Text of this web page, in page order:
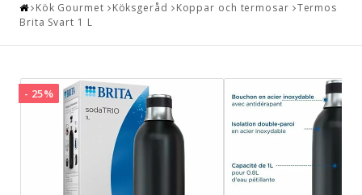
Kök Gourmet Köksgeråd Koppar och termosar
Termos
Brita Svart 1 L
- 25%